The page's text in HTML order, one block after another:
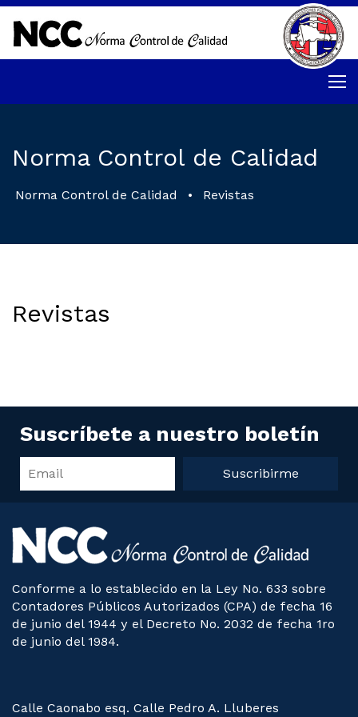
Norma Control de Calidad
Norma Control de Calidad • Revistas
Revistas
Suscríbete a nuestro boletín
Suscribirme
Conforme a lo establecido en la Ley No. 633 sobre
Contadores Públicos Autorizados (CPA) de fecha 16
de junio del 1944 y el Decreto No. 2032 de fecha 1ro
de junio del 1984.
Calle Caonabo esq. Calle Pedro A. Lluberes